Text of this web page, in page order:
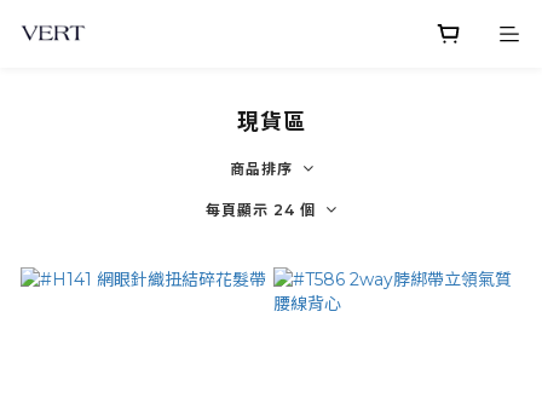
現貨區
商品排序
每頁顯示 24 個